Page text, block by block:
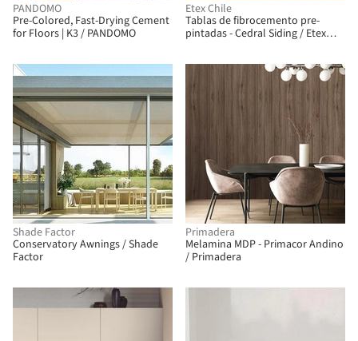
PANDOMO
Pre-Colored, Fast-Drying Cement
for Floors | K3 / PANDOMO
Etex Chile
Tablas de fibrocemento pre-
pintadas - Cedral Siding / Etex
Shade Factor
Conservatory Awnings / Shade
Factor
Primadera
Melamina MDP - Primacor Andino
/ Primadera